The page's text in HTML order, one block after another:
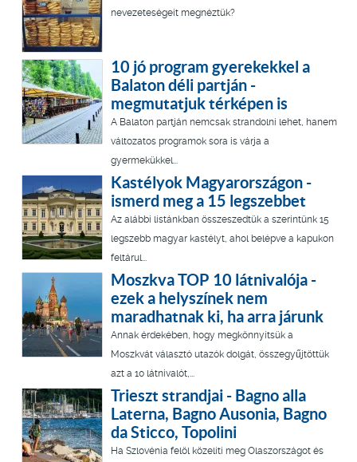
nevezeteségeit megnéztük?
10 jó program gyerekekkel a
Balaton déli partján -
megmutatjuk térképen is
A Balaton partján nemcsak strandolni lehet, hanem
változatos programok sora is várja a
gyermekükkel...
Kastélyok Magyarországon -
ismerd meg a 15 legszebbet
Az alábbi listánkban összeszedtük a szerintünk 15
legszebb magyar kastélyt, ahol belépve a kapukon
feltárul...
Moszkva TOP 10 látnivalója -
ezek a helyszínek nem
maradhatnak ki, ha arra járunk
Annak érdekében, hogy megkönnyítsük a
Moszkvát választó utazók dolgát, összegyűjtöttük
azt a 10 látnivalót,...
Trieszt strandjai - Bagno alla
Laterna, Bagno Ausonia, Bagno
da Sticco, Topolini
Ha Szlovénia felöl közelíti meg Olaszországot és